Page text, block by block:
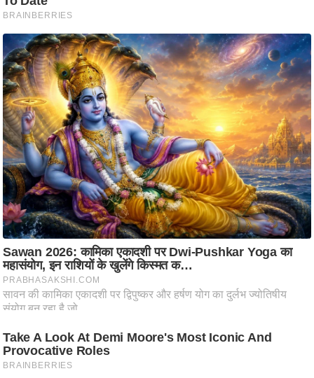
क
मा
तृ
भू
मि
स्तं
भ
ए
म
.
आ
र
.
आ
ई
.
चा
य
प
र